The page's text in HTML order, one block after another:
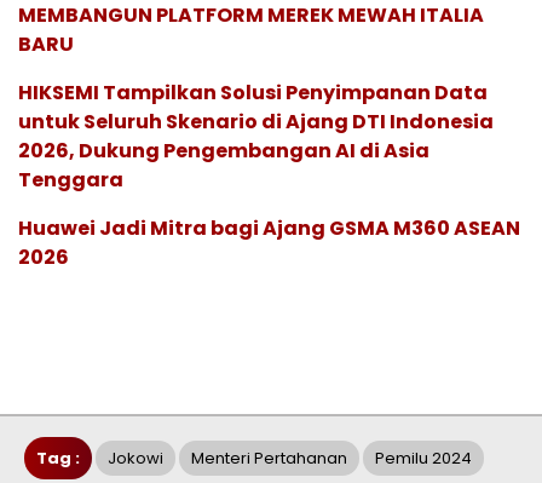
MEMBANGUN PLATFORM MEREK MEWAH ITALIA
BARU
HIKSEMI Tampilkan Solusi Penyimpanan Data
untuk Seluruh Skenario di Ajang DTI Indonesia
2026, Dukung Pengembangan AI di Asia
Tenggara
Huawei Jadi Mitra bagi Ajang GSMA M360 ASEAN
2026
Tag : Jokowi Menteri Pertahanan Pemilu 2024